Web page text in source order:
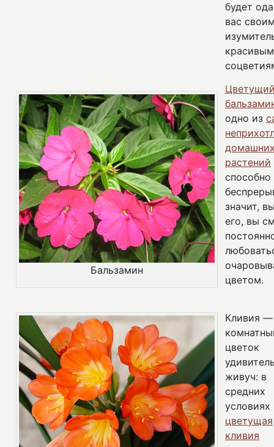
будет
вас
Бальзамин
одно из
растений
способно
значит,
его, вы
цветом.
Кливия —
цветок
живуч: в
средних
условиях
цветущая
кливия